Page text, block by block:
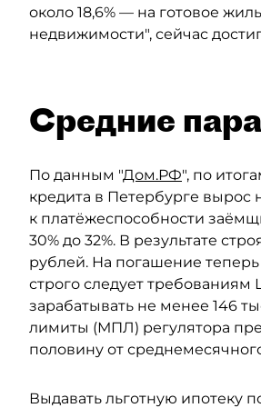
около 18,6% — на готовое
недвижимости", сейчас
Средние
По данным "Дом.РФ", по
кредита в Петербурге вырос
к платёжеспособности
30% до 32%. В результате
рублей. На погашение
строго следует
зарабатывать не менее 146
лимиты (МПЛ) регулятора
половину от
Выдавать льготную ипотеку